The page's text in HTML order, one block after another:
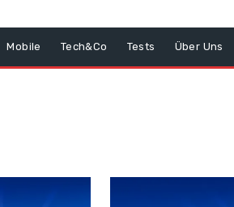
Mobile Tech&Co Tests Über Uns